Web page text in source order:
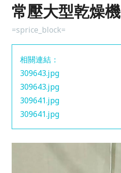
常壓大型乾燥機
=sprice_block=
相關連結：
309643.jpg
309643.jpg
309641.jpg
309641.jpg